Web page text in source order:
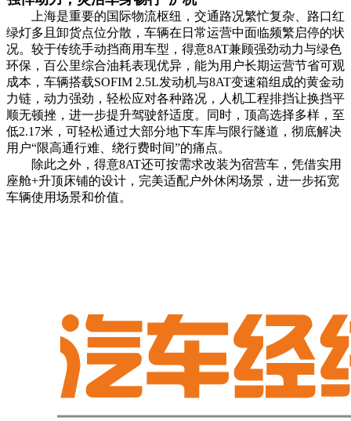
上海是重要的国际物流枢纽，交通路况繁忙复杂、路口红
绿灯多且卸货点位分散，车辆在日常运营中面临频繁启停的状
况。较于传统手动挡商用车型，得意8AT兼顾强劲动力与绿色
环保，百公里综合油耗表现优异，能为用户长期运营节省可观
成本，车辆搭载SOFIM 2.5L发动机与8AT变速箱组成的黄金动
力链，动力强劲，轻松应对各种路况，人机工程排挡让换挡平
顺无顿挫，进一步提升驾驶舒适度。同时，顶高选择多样，至
低2.17米，可轻松通过大部分地下车库与限行隧道，彻底解决
用户“限高通行难、绕行费时间”的痛点。
除此之外，得意8AT还可按需求改装为宿营车，凭借实用
座舱+升顶床铺的设计，完美适配户外休闲场景，进一步拓宽
车辆使用场景和价值。